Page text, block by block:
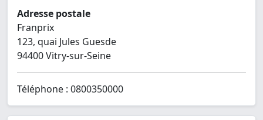
Adresse postale
Franprix
123, quai Jules Guesde
94400 Vitry-sur-Seine
Téléphone : 0800350000